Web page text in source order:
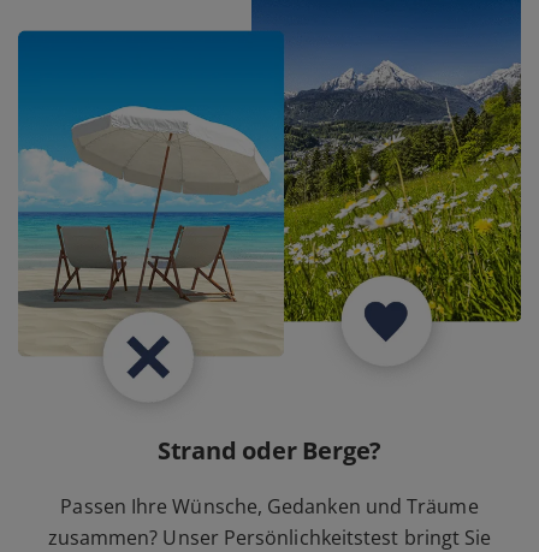
Strand oder Berge?
Passen Ihre Wünsche, Gedanken und Träume
zusammen? Unser Persönlichkeitstest bringt Sie